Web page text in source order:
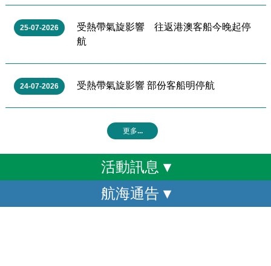
25-07-2026
受熱帶氣旋影響 往返港澳客船今晚起停
航
24-07-2026 受熱帶氣旋影響 部份客船明停航
更多...
活動訊息 ▾
航海通告 ▾